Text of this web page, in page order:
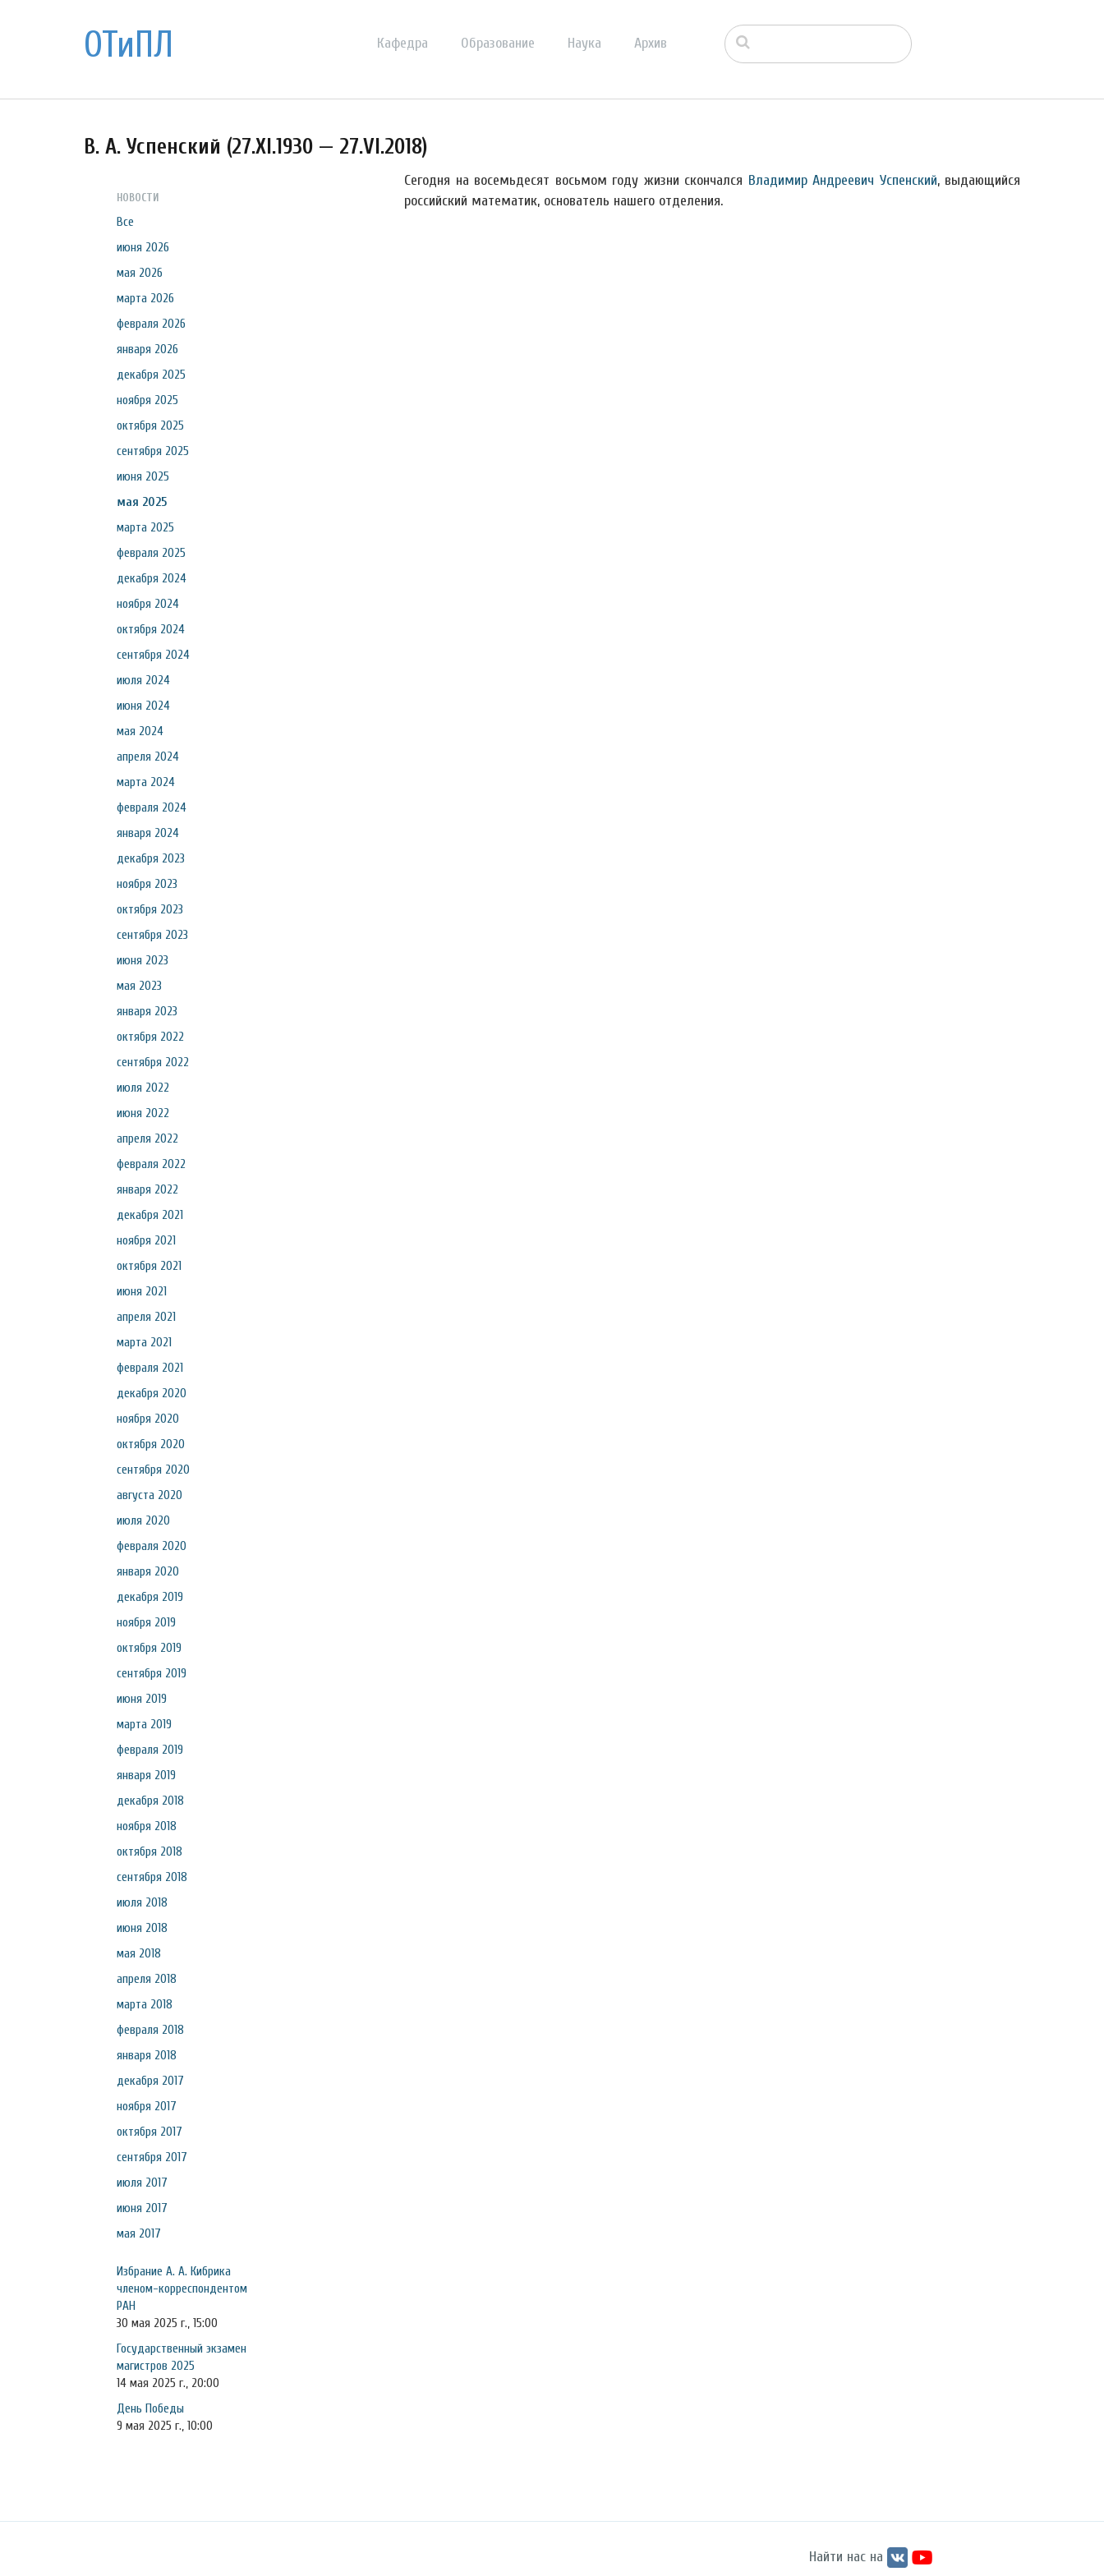
ОТиПЛ Кафедра Образование Наука Архив
В. А. Успенский (27.XI.1930 — 27.VI.2018)
НОВОСТИ
Все
июня 2026
мая 2026
марта 2026
февраля 2026
января 2026
декабря 2025
ноября 2025
октября 2025
сентября 2025
июня 2025
мая 2025
марта 2025
февраля 2025
декабря 2024
ноября 2024
октября 2024
сентября 2024
июля 2024
июня 2024
мая 2024
апреля 2024
марта 2024
февраля 2024
января 2024
декабря 2023
ноября 2023
октября 2023
сентября 2023
июня 2023
мая 2023
января 2023
октября 2022
сентября 2022
июля 2022
июня 2022
апреля 2022
февраля 2022
января 2022
декабря 2021
ноября 2021
октября 2021
июня 2021
апреля 2021
марта 2021
февраля 2021
декабря 2020
ноября 2020
октября 2020
сентября 2020
августа 2020
июля 2020
февраля 2020
января 2020
декабря 2019
ноября 2019
октября 2019
сентября 2019
июня 2019
марта 2019
февраля 2019
января 2019
декабря 2018
ноября 2018
октября 2018
сентября 2018
июля 2018
июня 2018
мая 2018
апреля 2018
марта 2018
февраля 2018
января 2018
декабря 2017
ноября 2017
октября 2017
сентября 2017
июля 2017
июня 2017
мая 2017
Избрание А. А. Кибрика
членом-корреспондентом
РАН
30 мая 2025 г., 15:00
Государственный экзамен
магистров 2025
14 мая 2025 г., 20:00
День Победы
9 мая 2025 г., 10:00
Сегодня на восемьдесят восьмом году жизни скончался Владимир Андреевич Успенский, выдающийся
российский математик, основатель нашего отделения.
Найти нас на